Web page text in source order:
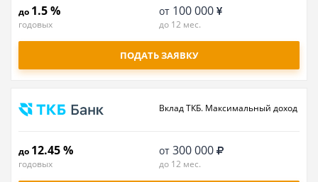
до 1.5 %
годовых
от 100 000
до 12 мес.
ПОДАТЬ ЗАЯВКУ
Вклад ТКБ. Максимальный доход
до 12.45 %
годовых
от 300 000
до 12 мес.